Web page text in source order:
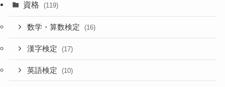
資格 (119)
数学・算数検定 (16)
漢字検定 (17)
英語検定 (10)